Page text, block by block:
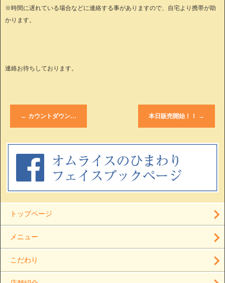
※時間に遅れている場合などに連絡する事がありますので、自宅より携帯が助
かります。
連絡お待ちしております。
← カウントダウン… 本日販売開始！！ →
トップページ
メニュー
こだわり